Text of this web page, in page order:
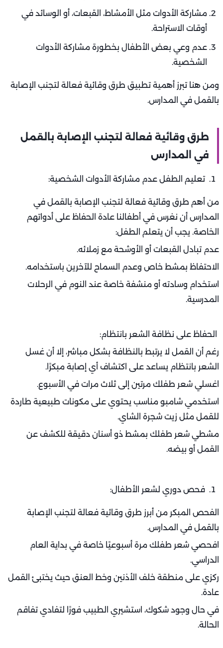
مشاركة الأدوات مثل الأمشاط، القبعات، أو الوسائد في
أوقات الاستراحة.
عدم وعي بعض الأطفال بخطورة مشاركة الأدوات
الشخصية.
ومن هنا تبرز أهمية تطبيق طرق وقائية فعالة لتجنب الإصابة
بالقمل في المدارس.
طرق وقائية فعالة لتجنب الإصابة بالقمل
في المدارس
تعليم الطفل عدم مشاركة الأدوات الشخصية:
من أهم طرق وقائية فعالة لتجنب الإصابة بالقمل في
المدارس أن نغرس في أطفالنا عادة الحفاظ على أدواتهم
الخاصة. يجب أن يتعلم الطفل:
عدم تبادل القبعات أو الأوشحة مع زملائه.
الاحتفاظ بمشط خاص وعدم السماح للآخرين باستخدامه.
استخدام وسادته أو منشفة خاصة عند النوم في الرحلات
المدرسية.
الحفاظ على نظافة الشعر بانتظام:
رغم أن القمل لا يرتبط بالنظافة بشكل مباشر، إلا أن غسل
الشعر بانتظام يساعد على اكتشاف أي إصابة مبكرًا.
اغسلي شعر طفلك مرتين إلى ثلاث مرات في الأسبوع.
استخدمي شامبو مناسب يحتوي على مكونات طبيعية طاردة
للقمل مثل زيت شجرة الشاي.
مشطي شعر طفلك بمشط ذو أسنان دقيقة للكشف عن
القمل أو بيضه.
فحص دوري لشعر الأطفال:
الفحص المبكر من أبرز طرق وقائية فعالة لتجنب الإصابة
بالقمل في المدارس.
افحصي شعر طفلك مرة أسبوعيًا خاصة في بداية العام
الدراسي.
ركزي على منطقة خلف الأذنين وخط العنق حيث يختبئ القمل
عادة.
في حال وجود شكوك، استشيري الطبيب فورًا لتفادي تفاقم
الحالة.